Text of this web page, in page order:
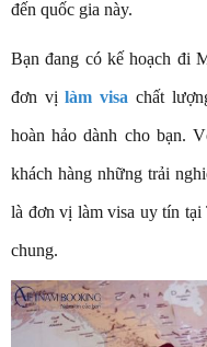
đến quốc gia này.
Bạn đang có kế hoạch đi
đơn vịlàm visa chất
hoàn hảo dành cho bạn.
khách hàng những trải
là đơn vị làm visa uy tín
chung.